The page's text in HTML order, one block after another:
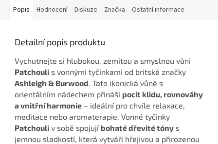
Popis Hodnocení Diskuze Značka Ostatní informace
Detailní popis produktu
Vychutnejte si hlubokou, zemitou a smyslnou vůni
Patchouli s vonnými tyčinkami od britské značky
Ashleigh & Burwood . Tato ikonická vůně s
orientálním nádechem přináší pocit klidu, rovnováhy
a vnitřní harmonie – ideální pro chvíle relaxace,
meditace nebo aromaterapie. Vonné tyčinky
Patchouli v sobě spojují bohaté dřevité tóny s
jemnou sladkostí, která vytváří hřejivou a přirozenou